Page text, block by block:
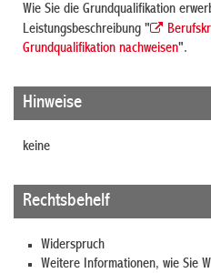
Wie Sie die Grundqualifikation
Leistungsbeschreibung "
Grundqualifikation nachweisen".
Hinweise
keine
Rechtsbehelf
Widerspruch
Weitere Informationen, wie Sie